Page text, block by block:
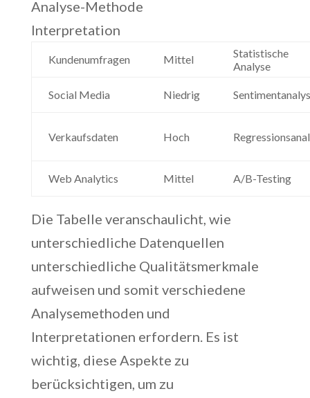
Analyse-Methode
Interpretation
Kundenumfragen Mittel
Statistische
Analyse
Social Media Niedrig
Verkaufsdaten Hoch
Web Analytics Mittel A/B-Testing
Die Tabelle veranschaulicht, wie
unterschiedliche Datenquellen
unterschiedliche Qualitätsmerkmale
aufweisen und somit verschiedene
Analysemethoden und
Interpretationen erfordern. Es ist
wichtig, diese Aspekte zu
berücksichtigen, um zu